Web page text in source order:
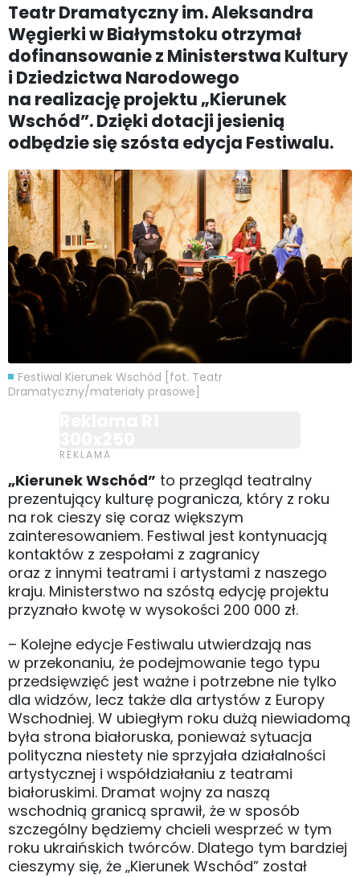
Teatr Dramatyczny im. Aleksandra
Węgierki w Białymstoku otrzymał
dofinansowanie z Ministerstwa Kultury
i Dziedzictwa Narodowego
na realizację projektu „Kierunek
Wschód”. Dzięki dotacji jesienią
odbędzie się szósta edycja Festiwalu.
Festiwal Kierunek Wschód [fot. Teatr
Dramatyczny/materiały prasowe]
„Kierunek Wschód” to przegląd teatralny
prezentujący kulturę pogranicza, który z roku
na rok cieszy się coraz większym
zainteresowaniem. Festiwal jest kontynuacją
kontaktów z zespołami z zagranicy
oraz z innymi teatrami i artystami z naszego
kraju. Ministerstwo na szóstą edycję projektu
przyznało kwotę w wysokości 200 000 zł.
– Kolejne edycje Festiwalu utwierdzają nas
w przekonaniu, że podejmowanie tego typu
przedsięwzięć jest ważne i potrzebne nie tylko
dla widzów, lecz także dla artystów z Europy
Wschodniej. W ubiegłym roku dużą niewiadomą
była strona białoruska, ponieważ sytuacja
polityczna niestety nie sprzyjała działalności
artystycznej i współdziałaniu z teatrami
białoruskimi. Dramat wojny za naszą
wschodnią granicą sprawił, że w sposób
szczególny będziemy chcieli wesprzeć w tym
roku ukraińskich twórców. Dlatego tym bardziej
cieszymy się, że „Kierunek Wschód” został